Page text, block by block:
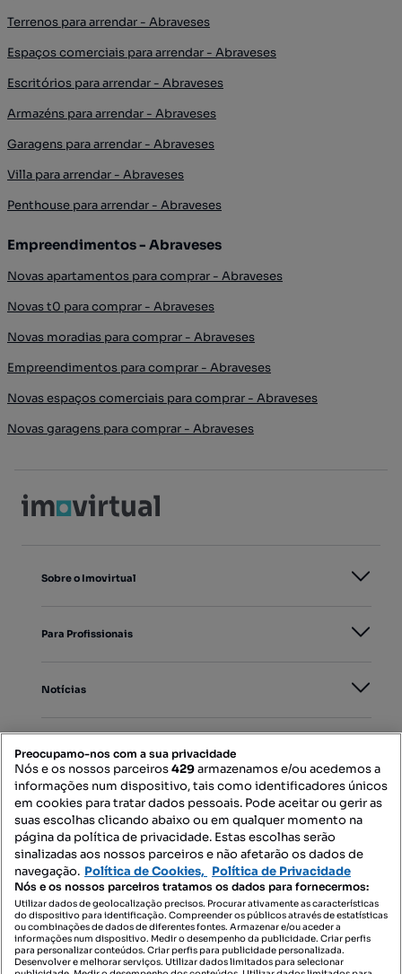
Terrenos para arrendar - Abraveses
Espaços comerciais para arrendar - Abraveses
Escritórios para arrendar - Abraveses
Armazéns para arrendar - Abraveses
Garagens para arrendar - Abraveses
Villa para arrendar - Abraveses
Penthouse para arrendar - Abraveses
Empreendimentos - Abraveses
Novas apartamentos para comprar - Abraveses
Novas t0 para comprar - Abraveses
Novas moradias para comprar - Abraveses
Empreendimentos para comprar - Abraveses
Novas espaços comerciais para comprar - Abraveses
Novas garagens para comprar - Abraveses
Sobre o Imovirtual
Para Profissionais
Notícias
Mapa do Site
Contacte-nos
SIGA-NOS:
Preocupamo-nos com a sua privacidade
Nós e os nossos parceiros429armazenamos e/ou acedemos a
informações num dispositivo, tais como identificadores únicos
em cookies para tratar dados pessoais. Pode aceitar ou gerir as
suas escolhas clicando abaixo ou em qualquer momento na
página da política de privacidade. Estas escolhas serão
sinalizadas aos nossos parceiros e não afetarão os dados de
navegação. Política de Cookies, Política de Privacidade
Nós e os nossos parceiros tratamos os dados para fornecermos:
Utilizar dados de geolocalização precisos. Procurar ativamente as características
do dispositivo para identificação. Compreender os públicos através de estatísticas
ou combinações de dados de diferentes fontes. Armazenar e/ou aceder a
informações num dispositivo. Medir o desempenho da publicidade. Criar perfis
para personalizar conteúdos. Criar perfis para publicidade personalizada.
Desenvolver e melhorar serviços. Utilizar dados limitados para selecionar